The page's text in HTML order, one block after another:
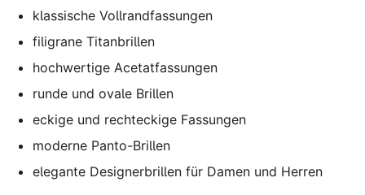
klassische Vollrandfassungen
filigrane Titanbrillen
hochwertige Acetatfassungen
runde und ovale Brillen
eckige und rechteckige Fassungen
moderne Panto-Brillen
elegante Designerbrillen für Damen und Herren